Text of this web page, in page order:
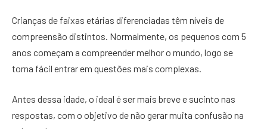
Crianças de faixas etárias diferenciadas têm níveis de
compreensão distintos. Normalmente, os pequenos com 5
anos começam a compreender melhor o mundo, logo se
torna fácil entrar em questões mais complexas.
Antes dessa idade, o ideal é ser mais breve e sucinto nas
respostas, com o objetivo de não gerar muita confusão na